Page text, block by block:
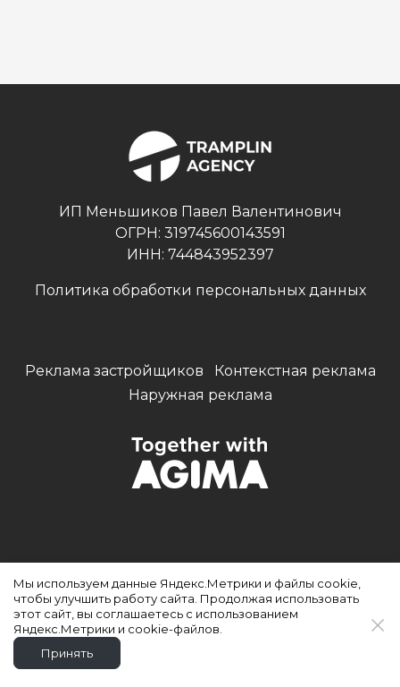
ИП Меньшиков Павел Валентинович
ОГРН: 319745600143591
ИНН: 744843952397
Политика обработки персональных данных
Реклама застройщиков
Контекстная реклама
Наружная реклама
Контакты
Мы используем данные Яндекс.Метрики и файлы cookie,
чтобы улучшить работу сайта. Продолжая использовать
этот сайт, вы соглашаетесь с использованием
Яндекс.Метрики и cookie-файлов.
Принять